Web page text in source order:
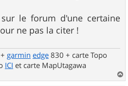
le forum d'une certaine
ne pas la citer !
garmin edge 830 + carte Topo
ICI et carte MapUtagawa
a